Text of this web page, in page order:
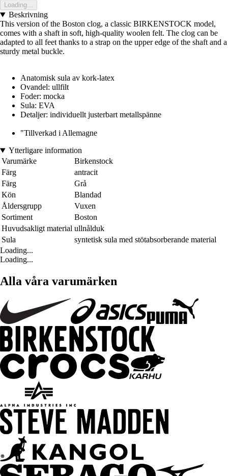
Loading...
Beskrivning
This version of the Boston clog, a classic BIRKENSTOCK model,
comes with a shaft in soft, high-quality woolen felt. The clog can be
adapted to all feet thanks to a strap on the upper edge of the shaft and a
sturdy metal buckle.
Anatomisk sula av kork-latex
Ovandel: ullfilt
Foder: mocka
Sula: EVA
Detaljer: individuellt justerbart metallspänne
"Tillverkad i Allemagne
Ytterligare information
Varumärke
Birkenstock
Färg
antracit
Färg
Grå
Kön
Blandad
Åldersgrupp
Vuxen
Sortiment
Boston
Huvudsakligt material ullnålduk
Sula
syntetisk sula med stötabsorberande material
Loading...
Loading...
Alla våra varumärken